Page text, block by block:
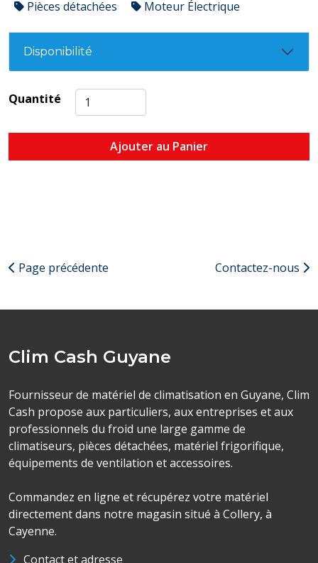
Pièces détachées Moteur Électrique
Disponibilité
Quantité
Ajouter au Panier
Page précédente Contactez-nous
Clim Cash Guyane
Fournisseur de matériel de climatisation en Guyane, Clim
Cash propose aux particuliers, aux entreprises et aux
professionnels du froid une large gamme de
climatiseurs, pièces détachées, matériel frigorifique,
équipements de ventilation et accessoires.
Commandez en ligne et récupérez votre matériel
directement dans notre magasin situé à Collery, à
Cayenne.
Contact et adresse